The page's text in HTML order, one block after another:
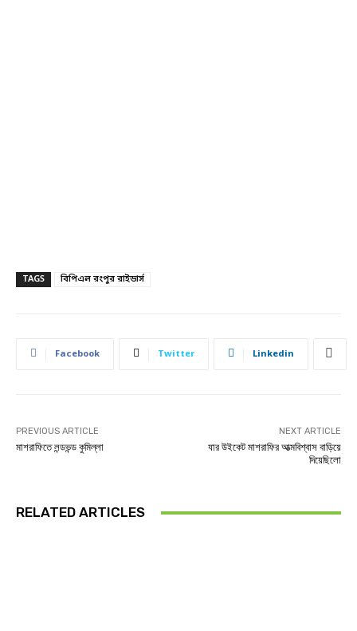
TAGS বিপিএল রংপুর রাইডার্স
Facebook Twitter Linkedin
PREVIOUS ARTICLE
মাশরাফিতে লন্ডভন্ড কুমিল্লা
NEXT ARTICLE
যার উইকেট মাশরাফির আত্মবিশ্বাস বাড়িয়ে
দিয়েছিলো
RELATED ARTICLES